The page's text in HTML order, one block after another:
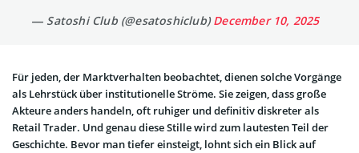
— Satoshi Club (@esatoshiclub)December 10, 2025
Für jeden, der Marktverhalten beobachtet, dienen solche Vorgänge
als Lehrstück über institutionelle Ströme. Sie zeigen, dass große
Akteure anders handeln, oft ruhiger und definitiv diskreter als
Retail Trader. Und genau diese Stille wird zum lautesten Teil der
Geschichte. Bevor man tiefer einsteigt, lohnt sich ein Blick auf